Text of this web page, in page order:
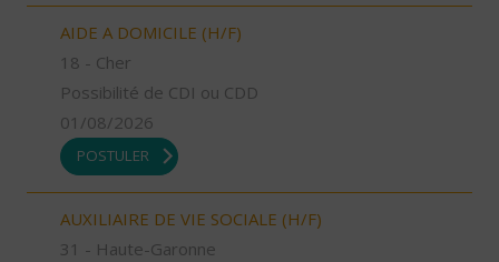
AIDE A DOMICILE (H/F)
18 - Cher
Possibilité de CDI ou CDD
01/08/2026
POSTULER
AUXILIAIRE DE VIE SOCIALE (H/F)
31 - Haute-Garonne